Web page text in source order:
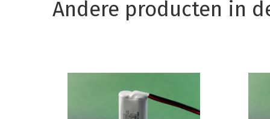
Andere producten in